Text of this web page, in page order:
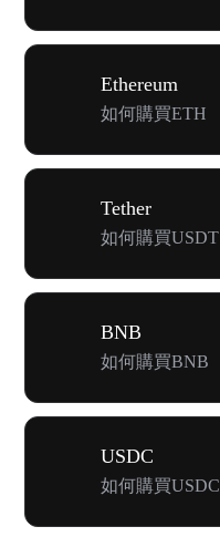
Ethereum
如何購買ETH
Tether
如何購買USDT
BNB
如何購買BNB
USDC
如何購買USDC